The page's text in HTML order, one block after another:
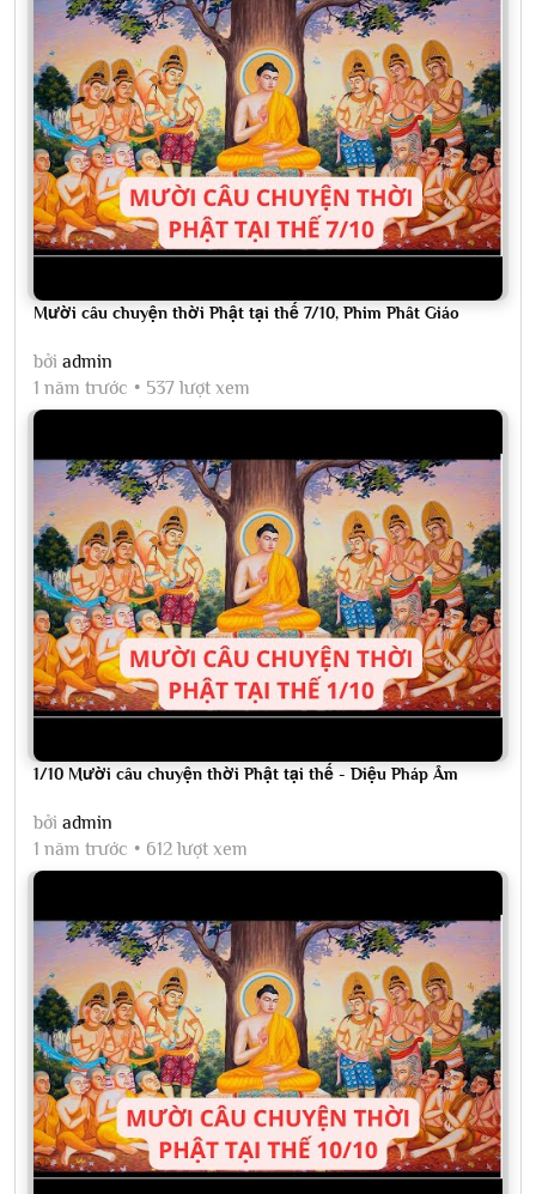
Mười câu chuyện thời Phật tại thế 7/10, Phim Phât Giáo
bởi admin
1 năm trước
537 lượt xem
1/10 Mười câu chuyện thời Phật tại thế - Diệu Pháp Âm
bởi admin
1 năm trước
612 lượt xem